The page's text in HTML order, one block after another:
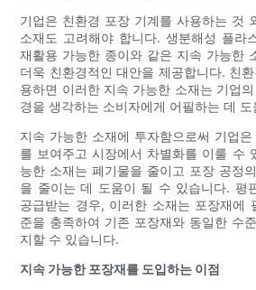
기업은 친환경 포장 기계를 사용하는 것
소재도 고려해야 합니다. 생분해성 플라
재활용 가능한 종이와 같은 지속 가능한
더욱 친환경적인 대안을 제공합니다. 친
용하면 이러한 지속 가능한 소재는 기업
경을 생각하는 소비자에게 어필하는 데
지속 가능한 소재에 투자함으로써 기업
를 보여주고 시장에서 차별화를 이룰 수
능한 소재는 폐기물을 줄이고 포장 공정
을 줄이는 데 도움이 될 수 있습니다. 평
공급받는 경우, 이러한 소재는 포장재에
준을 충족하여 기존 포장재와 동일한 수
지할 수 있습니다.
지속 가능한 포장재를 도입하는 이점